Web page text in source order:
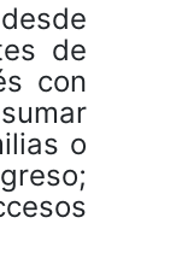
de
con
o